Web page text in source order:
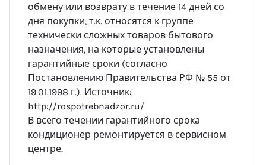
обмену или возврату в течение 14 дней со
дня покупки, т.к. относятся к группе
технически сложных товаров бытового
назначения, на которые установлены
гарантийные сроки (согласно
Постановлению Правительства РФ № 55 от
19.01.1998 г.). Источник:
http://rospotrebnadzor.ru/
В всего течении гарантийного срока
кондиционер ремонтируется в сервисном
центре.